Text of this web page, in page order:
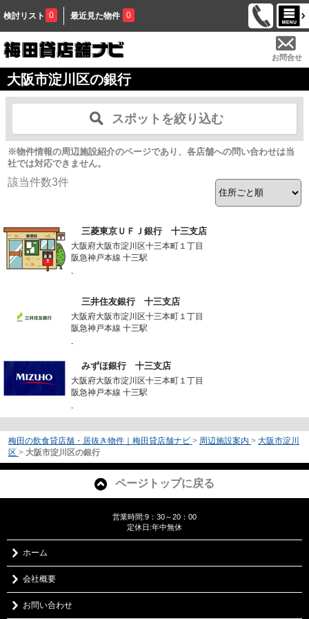
検討リスト 0 最近見た物件 0
お問合せ
大阪市淀川区の銀行
スポットを絞り込む
※物件情報の周辺施設紹介のページであり、各店舗への問い合わせは当
社では対応できません。
該当件数3件
三菱東京ＵＦＪ銀行 十三支店
大阪府大阪市淀川区十三本町１丁目
阪急神戸本線 十三駅
-
三井住友銀行 十三支店
大阪府大阪市淀川区十三本町１丁目
阪急神戸本線 十三駅
-
みずほ銀行 十三支店
大阪府大阪市淀川区十三本町１丁目
阪急神戸本線 十三駅
-
梅田の飲食貸店舗・居抜き物件｜梅田貸店舗ナビ > 周辺施設案内 > 大阪市淀川
区 > 大阪市淀川区の銀行
ページトップに戻る
営業時間:9：30～20：00
定休日:年中無休
ホーム
会社概要
お問い合わせ